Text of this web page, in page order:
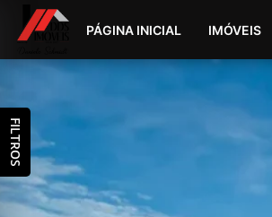
PÁGINA INICIAL IMÓVEIS
FILTROS